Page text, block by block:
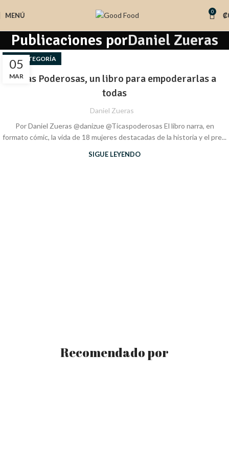
MENÚ 0 ₡
Publicaciones porDaniel Zueras
05
MAR
SIN CATEGORÍA
Ticas Poderosas, un libro para empoderarlas a
todas
Daniel Zueras
Por Daniel Zueras @danizue @Ticaspoderosas El libro narra, en
formato cómic, la vida de 18 mujeres destacadas de la historia y el pre...
SIGUE LEYENDO
Recomendado por